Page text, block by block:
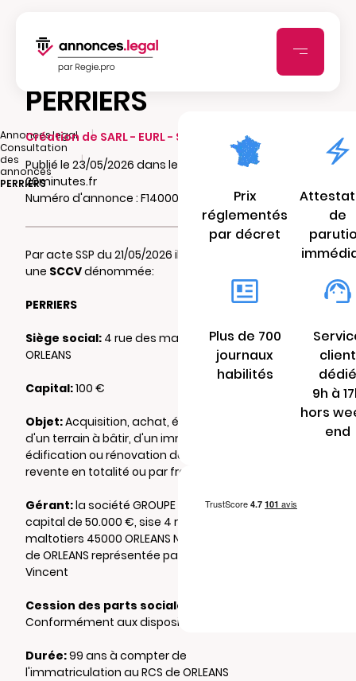
Annonces.legal
|
Consultation
des
annonces
|
PERRIERS
PERRIERS
Création de SARL - EURL - SCI - SCA - SCCV
Publié le 23/05/2026 dans le journal
20minutes.fr
Numéro d'annonce : F140002917afz
Par acte SSP du 21/05/2026 il a été constitué
une SCCVdénommée:
PERRIERS
Siège social: 4 rue des maltotiers 45000
ORLEANS
Capital:100 €
Objet:Acquisition, achat, échange, apport,
d'un terrain à bâtir, d'un immeuble,
édification ou rénovation de l'existant puis
revente en totalité ou par fractions
Gérant:la société GROUPE VALOR, SAS au
capital de 50.000 €, sise 4 rue des
maltotiers 45000 ORLEANS N°891683732 RCS
de ORLEANS représentée par M. GUILLON
Vincent
Cession des parts sociales :
Conformément aux dispositions statutaires
Durée:99 ans à compter de
l'immatriculation au RCS de ORLEANS
Prix
réglementés
par décret
de
Plus de 700
journaux
habilités
client
dédié
9h à
hors
end